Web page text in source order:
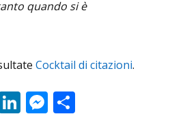
quando si è
Cocktail di citazioni.
Li M